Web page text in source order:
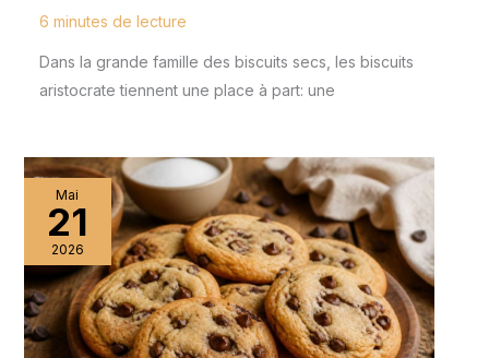
6 minutes de lecture
Dans la grande famille des biscuits secs, les biscuits
aristocrate tiennent une place à part: une
Mai
21
2026